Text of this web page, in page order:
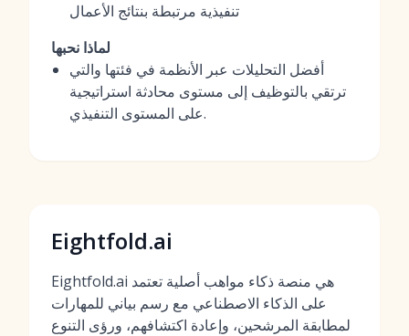
تنفيذية مرتبطة بنتائج الأعمال
لماذا نحبها
أفضل التحليلات عبر الأنظمة في فئتها والتي
ترتقي بالتوظيف إلى مستوى محادثة استراتيجية
على المستوى التنفيذي.
Eightfold.ai
Eightfold.ai هي منصة ذكاء مواهب أصلية تعتمد
على الذكاء الاصطناعي مع رسم بياني للمهارات
لمطابقة المرشحين، وإعادة اكتشافهم، ورؤى التنوع